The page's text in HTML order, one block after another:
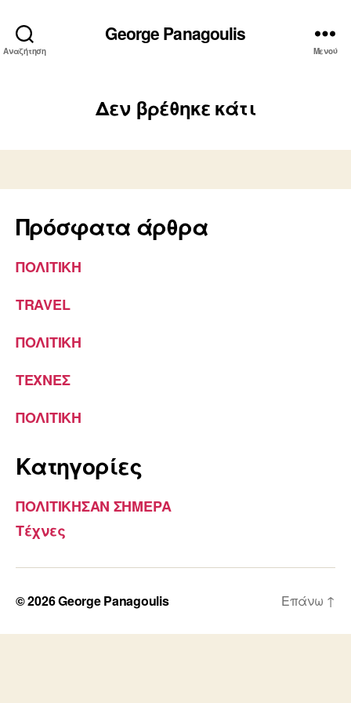
Αναζήτηση
George Panagoulis
Μενού
Δεν βρέθηκε κάτι
Πρόσφατα άρθρα
ΠΟΛΙΤΙΚΗ
TRAVEL
ΠΟΛΙΤΙΚΗ
ΤΕΧΝΕΣ
ΠΟΛΙΤΙΚΗ
Kατηγορίες
ΠΟΛΙΤΙΚΗΣΑΝ ΣΗΜΕΡΑ
Τέχνες
© 2026George Panagoulis Επάνω ↑